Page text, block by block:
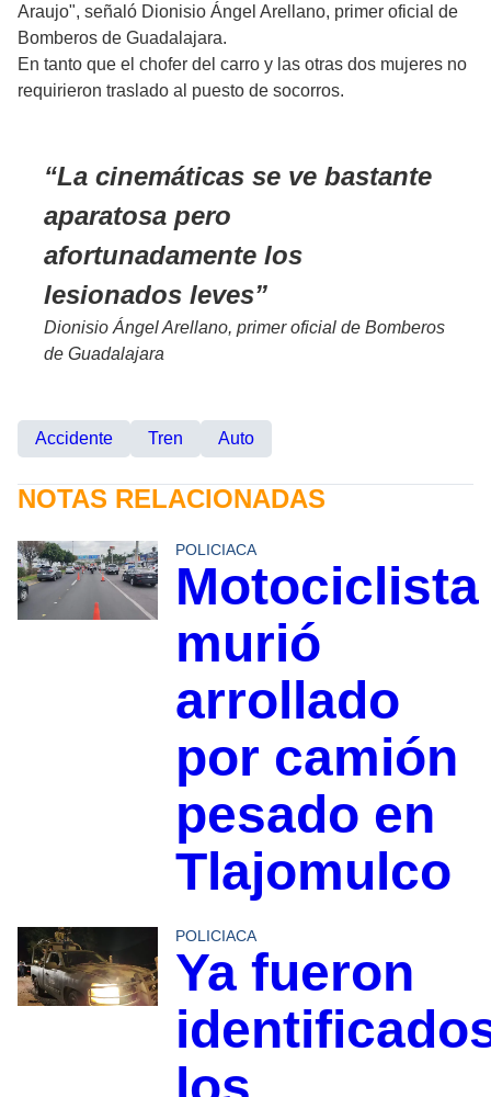
Araujo", señaló Dionisio Ángel Arellano, primer oficial de
Bomberos de Guadalajara.
En tanto que el chofer del carro y las otras dos mujeres no
requirieron traslado al puesto de socorros.
La cinemáticas se ve bastante
aparatosa pero
afortunadamente los
lesionados leves
Dionisio Ángel Arellano, primer oficial de Bomberos
de Guadalajara
Accidente Tren Auto
NOTAS RELACIONADAS
POLICIACA
Motociclista
murió
arrollado
por camión
pesado en
Tlajomulco
POLICIACA
Ya fueron